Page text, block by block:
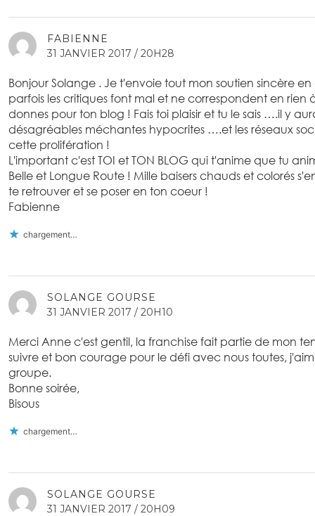
FABIENNE
31 JANVIER 2017 / 20H28
Bonjour Solange . Je t'envoie tout mon soutien sincère
parfois les critiques font mal et ne correspondent en rien
donnes pour ton blog ! Fais toi plaisir et tu le sais ….il y
désagréables méchantes hypocrites ….et les réseaux
cette prolifération !
L'important c'est TOI et TON BLOG qui t'anime que tu
Belle et Longue Route ! Mille baisers chauds et colorés
te retrouver et se poser en ton coeur !
Fabienne
chargement…
SOLANGE GOURSE
31 JANVIER 2017 / 20H10
Merci Anne c'est gentil, la franchise fait partie de mon
suivre et bon courage pour le défi avec nous toutes,
groupe.
Bonne soirée,
Bisous
chargement…
SOLANGE GOURSE
31 JANVIER 2017 / 20H09